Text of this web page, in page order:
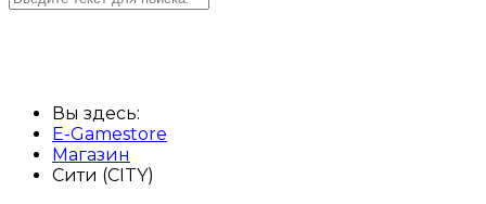
Вы здесь:
E-Gamestore
Магазин
Сити (CITY)